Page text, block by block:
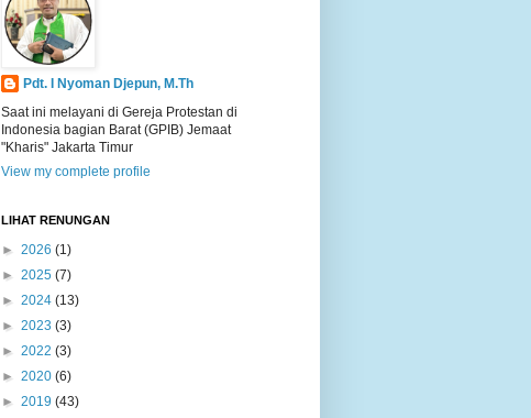
Pdt. I Nyoman Djepun, M.Th
Saat ini melayani di Gereja Protestan di
Indonesia bagian Barat (GPIB) Jemaat
"Kharis" Jakarta Timur
View my complete profile
LIHAT RENUNGAN
► 2026 (1)
► 2025 (7)
► 2024 (13)
► 2023 (3)
► 2022 (3)
► 2020 (6)
► 2019 (43)